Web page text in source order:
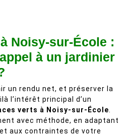
Noisy-sur-École :
à un jardinier
un rendu net, et préserver la
l’intérêt principal d’un
verts à Noisy-sur-École
avec méthode, en adaptant
aux contraintes de votre